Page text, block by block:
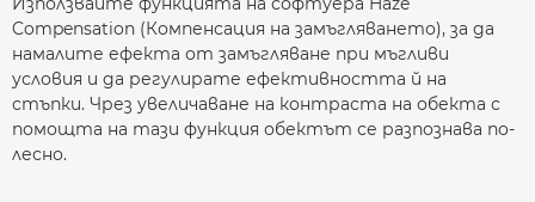
Compensation (Компенсация на замъгляването), за да
намалите ефекта от замъгляване при мъгливи
условия и да регулирате ефективността й на
стъпки. Чрез увеличаване на контраста на обекта с
помощта на тази функция обектът се разпознава по-
лесно.